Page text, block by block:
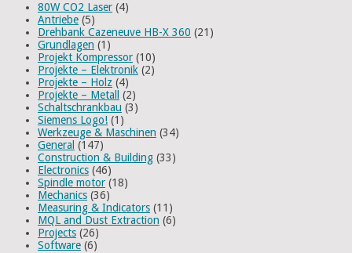
80W CO2 Laser (4)
Antriebe (5)
Drehbank Cazeneuve HB-X 360 (21)
Grundlagen (1)
Projekt Kompressor (10)
Projekte – Elektronik (2)
Projekte – Holz (4)
Projekte – Metall
(2)
Schaltschrankbau (3)
Siemens Logo! (1)
Werkzeuge & Maschinen (34)
General (147)
Construction & Building (33)
Electronics (46)
Spindle motor (18)
Mechanics (36)
Measuring & Indicators (11)
MQL and Dust Extraction (6)
Projects (26)
Software (6)